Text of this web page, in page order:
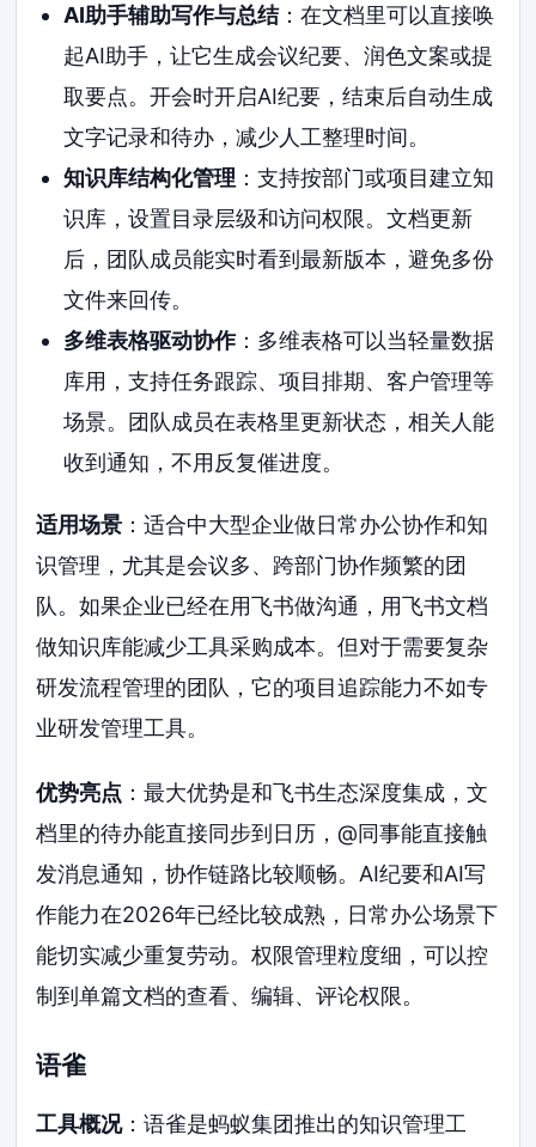
AI助手辅助写作与总结：在文档里可以直接唤
起AI助手，让它生成会议纪要、润色文案或提
取要点。开会时开启AI纪要，结束后自动生成
文字记录和待办，减少人工整理时间。
知识库结构化管理 ：支持按部门或项目建立知
识库，设置目录层级和访问权限。文档更新
后，团队成员能实时看到最新版本，避免多份
文件来回传。
多维表格驱动协作：多维表格可以当轻量数据
库用，支持任务跟踪、项目排期、客户管理等
场景。团队成员在表格里更新状态，相关人能
收到通知，不用反复催进度。
适用场景 ：适合中大型企业做日常办公协作和知
识管理，尤其是会议多、跨部门协作频繁的团
队。如果企业已经在用飞书做沟通，用飞书文档
做知识库能减少工具采购成本。但对于需要复杂
研发流程管理的团队，它的项目追踪能力不如专
业研发管理工具。
优势亮点 ：最大优势是和飞书生态深度集成，文
档里的待办能直接同步到日历，@同事能直接触
发消息通知，协作链路比较顺畅。AI纪要和AI写
作能力在2026年已经比较成熟，日常办公场景下
能切实减少重复劳动。权限管理粒度细，可以控
制到单篇文档的查看、编辑、评论权限。
语雀
工具概况：语雀是蚂蚁集团推出的知识管理工